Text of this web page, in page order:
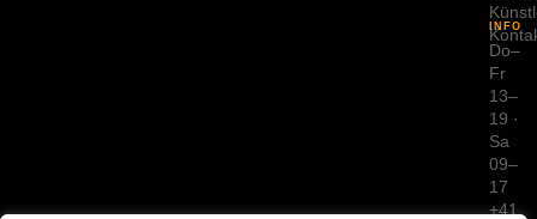
INFO
Do–
Fr
13–
19 ·
Sa
09–
17
+41